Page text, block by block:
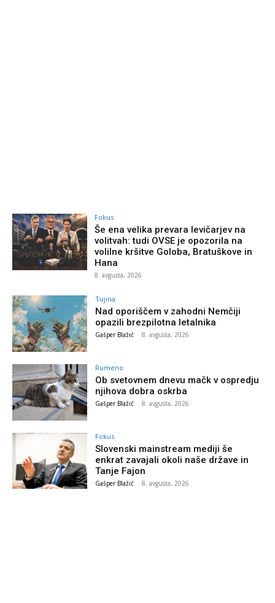
Fokus
Še ena velika prevara levičarjev na
volitvah: tudi OVSE je opozorila na
volilne kršitve Goloba, Bratuškove in
Hana
8. avgusta, 2026
Tujina
Nad oporiščem v zahodni Nemčiji
opazili brezpilotna letalnika
Gašper Blažič - 8. avgusta, 2026
Rumeno
Ob svetovnem dnevu mačk v ospredju
njihova dobra oskrba
Gašper Blažič - 8. avgusta, 2026
Fokus
Slovenski mainstream mediji še
enkrat zavajali okoli naše države in
Tanje Fajon
Gašper Blažič - 8. avgusta, 2026